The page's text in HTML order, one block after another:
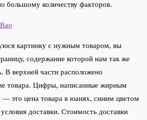
большому количеству факторов.
картинку с нужным товаром, вы
содержание которой нам так же
В верхней части расположено
товара. Цифры, написанные жирным
это цена товара в юанях, синим цветом
доставки. Стоимость доставки